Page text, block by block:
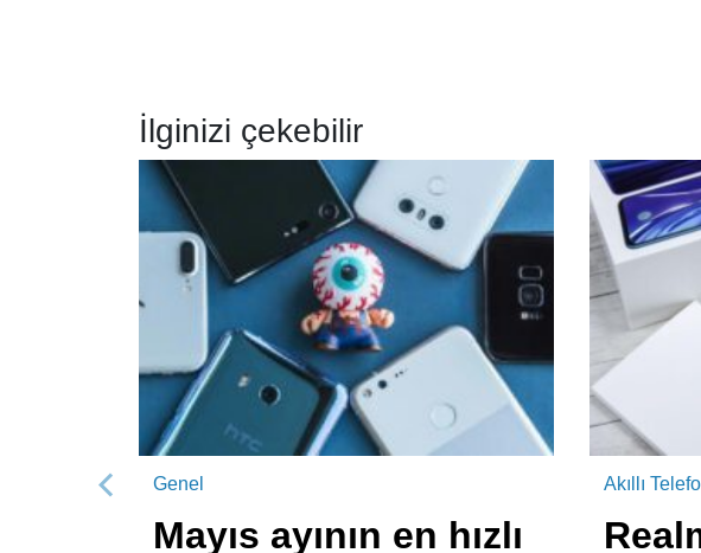
İlginizi çekebilir
Genel
Mayıs ayının en hızlı
Akıllı
Önceki